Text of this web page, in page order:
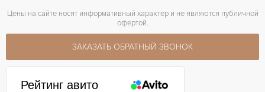
Цены на сайте носят информативный характер и не являются публичной
офертой.
ЗАКАЗАТЬ ОБРАТНЫЙ ЗВОНОК
Рейтинг авито